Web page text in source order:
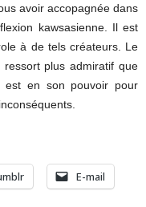
avoir accopagnée dans
kawsasienne. Il est
à de tels créateurs. Le
plus admiratif que
en son pouvoir pour
E-mail